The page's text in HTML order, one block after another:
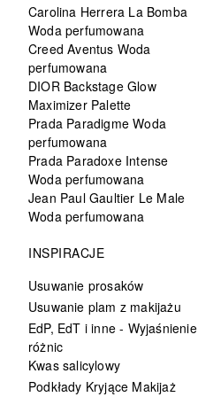
Carolina Herrera La Bomba
Woda perfumowana
Creed Aventus Woda
perfumowana
DIOR Backstage Glow
Maximizer Palette
Prada Paradigme Woda
perfumowana
Prada Paradoxe Intense
Woda perfumowana
Jean Paul Gaultier Le Male
Woda perfumowana
INSPIRACJE
Usuwanie prosaków
Usuwanie plam z makijażu
EdP, EdT i inne - Wyjaśnienie
różnic
Kwas salicylowy
Podkłady Kryjące Makijaż